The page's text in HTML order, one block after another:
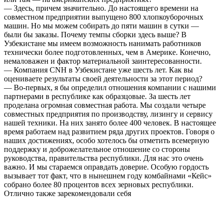
— Здесь, причем значительно. До настоящего времени на
совместном предприятии выпущено 800 хлопкоуборочных
машин. Но мы можем собирать до пяти машин в сутки —
были бы заказы. Почему темпы сборки здесь выше? В
Узбекистане мы имеем возможность нанимать работников
технически более подготовленных, чем в Америке. Конечно,
немаловажен и фактор материальной заинтересованности.
— Компания CNH в Узбекистане уже шесть лет. Как вы
оцениваете результаты своей деятельности за этот период?
— Во-первых, я бы определил отношения компании с нашими
партнерами в республике как образцовые. За шесть лет
проделана огромная совместная работа. Мы создали четыре
совместных предприятия по производству, лизингу и сервису
нашей техники. На них занято более 400 человек. В настоящее
время работаем над развитием ряда других проектов. Говоря о
наших достижениях, особо хотелось бы отметить всемерную
поддержку и доброжелательное отношение со стороны
руководства, правительства республики. Для нас это очень
важно. И мы стараемся оправдать доверие. Особую гордость
вызывает тот факт, что в нынешнем году комбайнами «Кейс»
собрано более 80 процентов всех зерновых республики.
Отлично также зарекомендовали себя